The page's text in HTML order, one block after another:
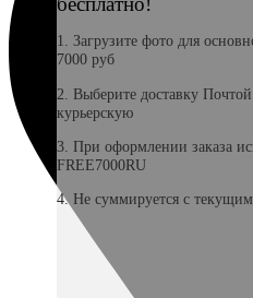
1. Загрузите фото для
7000 руб
2. Выберите доставку
курьерскую
3. При оформлении заказа
FREE7000RU
4. Не суммируется с